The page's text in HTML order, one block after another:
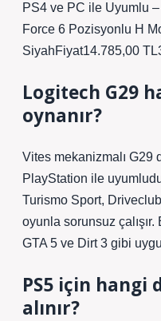
PS4 ve PC ile Uyumlu
Force 6 Pozisyonlu H
SiyahFiyat14.785,00
Logitech G29
oynanır?
Vites mekanizmalı G29
PlayStation ile
Turismo Sport,
oyunla sorunsuz
GTA 5 ve Dirt 3 gibi
PS5 için hangi
alınır?